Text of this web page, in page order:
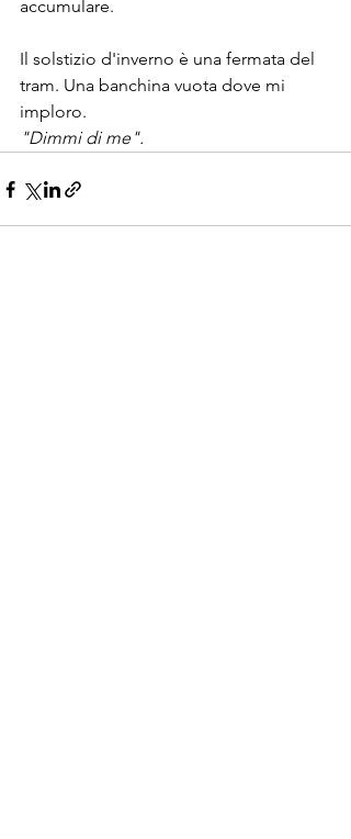
accumulare.
Il solstizio d'inverno è una fermata del
tram. Una banchina vuota dove mi
imploro.
"Dimmi di me".